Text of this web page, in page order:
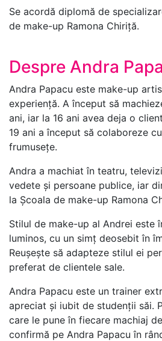
Se acordă diplomă de
de make-up Ramona Chiriță.
Despre Andra
Andra Papacu este make-up
experiență. A început să
ani, iar la 16 ani avea deja o
19 ani a început să colaboreze
frumusețe.
Andra a machiat în teatru,
vedete și persoane publice, iar
la Școala de make-up Ramona
Stilul de make-up al Andrei este
luminos, cu un simț deosebit în
Reușește să adapteze stilul ei
preferat de clientele sale.
Andra Papacu este un trainer
apreciat și iubit de studenții săi.
care le pune în fiecare machiaj
confirmă pe Andra Papacu în